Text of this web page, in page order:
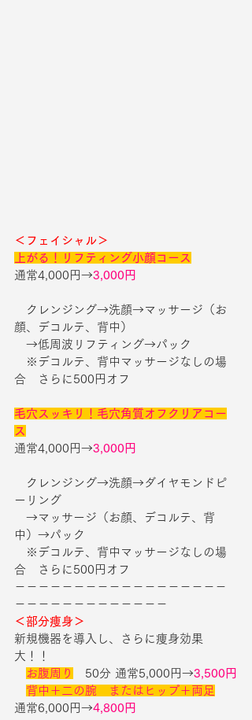
＜フェイシャル＞
上がる！リフティング小顔コース
通常4,000円→3,000円
クレンジング→洗顔→マッサージ（お
顔、デコルテ、背中）
→低周波リフティング→パック
※デコルテ、背中マッサージなしの場
合　さらに500円オフ
毛穴スッキリ！毛穴角質オフクリアコー
ス
通常4,000円→3,000円
クレンジング→洗顔→ダイヤモンドピ
ーリング
→マッサージ（お顔、デコルテ、背
中）→パック
※デコルテ、背中マッサージなしの場
合　さらに500円オフ
－－－－－－－－－－－－－－－－－－
－－－－－－－－－－－－－
＜部分痩身＞
新規機器を導入し、さらに痩身効果
大！！
お腹周り
50分 通常5,000円→3,500円
背中＋二の腕　またはヒップ＋両足
通常6,000円→4,800円